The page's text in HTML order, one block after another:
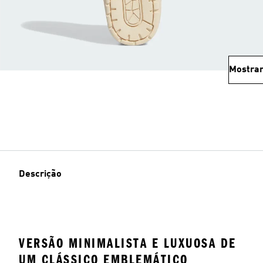
Descrição
VERSÃO MINIMALISTA E LUXUOSA DE
UM CLÁSSICO EMBLEMÁTICO